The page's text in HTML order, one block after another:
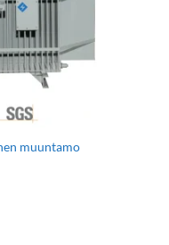
muuntamo